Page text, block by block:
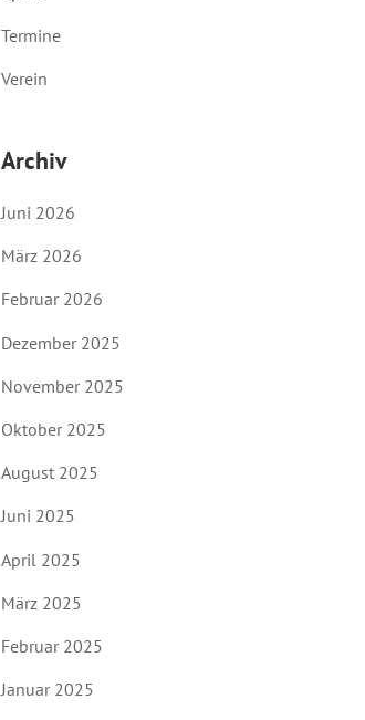
Termine
Verein
Archiv
Juni 2026
März 2026
Februar 2026
Dezember 2025
November 2025
Oktober 2025
August 2025
Juni 2025
April 2025
März 2025
Februar 2025
Januar 2025